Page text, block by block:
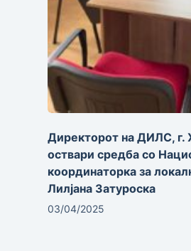
Директорот на ДИЛС, г.
оствари средба со
координаторка за
Лилјана Затуроска
03/04/2025